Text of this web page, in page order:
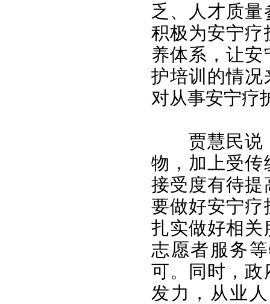
乏、人才质
积极为安宁疗
养体系，让
护培训的情况
对从事安宁疗
贾慧民说
物，加上受传
接受度有待提
要做好安宁疗
扎实做好相关
志愿者服务
可。同时，政
发力，从业